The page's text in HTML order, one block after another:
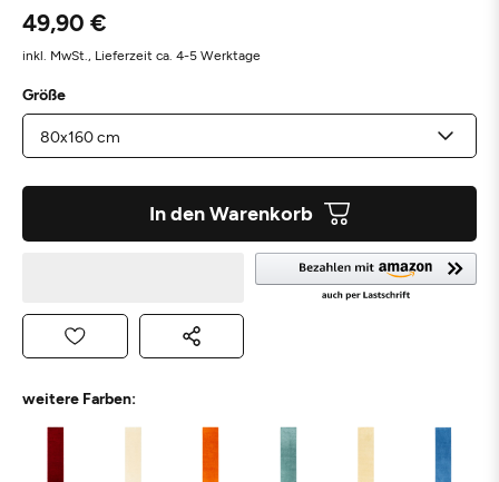
49,90 €
inkl. MwSt., Lieferzeit ca. 4-5 Werktage
Größe
In den Warenkorb
weitere Farben: